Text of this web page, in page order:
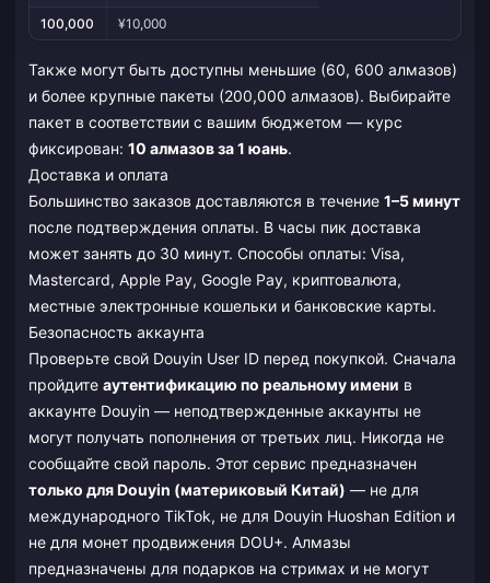
100,000 ¥10,000
Также могут быть доступны меньшие (60, 600 алмазов)
и более крупные пакеты (200,000 алмазов). Выбирайте
пакет в соответствии с вашим бюджетом — курс
фиксирован: 10 алмазов за 1 юань.
Доставка и оплата
Большинство заказов доставляются в течение 1–5 минут
после подтверждения оплаты. В часы пик доставка
может занять до 30 минут. Способы оплаты: Visa,
Mastercard, Apple Pay, Google Pay, криптовалюта,
местные электронные кошельки и банковские карты.
Безопасность аккаунта
Проверьте свой Douyin User ID перед покупкой. Сначала
пройдите аутентификацию по реальному имени в
аккаунте Douyin — неподтвержденные аккаунты не
могут получать пополнения от третьих лиц. Никогда не
сообщайте свой пароль. Этот сервис предназначен
только для Douyin (материковый Китай) — не для
международного TikTok, не для Douyin Huoshan Edition и
не для монет продвижения DOU+. Алмазы
предназначены для подарков на стримах и не могут